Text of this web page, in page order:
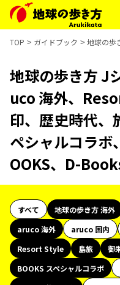
TOP ガイドブック 地球の歩
地球の歩き方 J
uco 海外、
印、歴史時代、
ペシャルコラボ
OOKS、D-
すべて 地球の歩き方 海外
aruco 海外
aruco 国内
Resort Style
島旅 御
BOOKS スペシャルコラボ